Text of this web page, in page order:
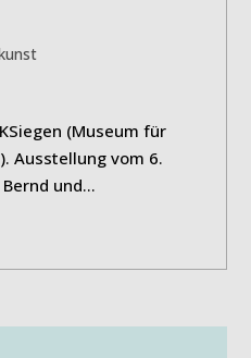
(Museum für
Ausstellung vom 6.
Bernd und…